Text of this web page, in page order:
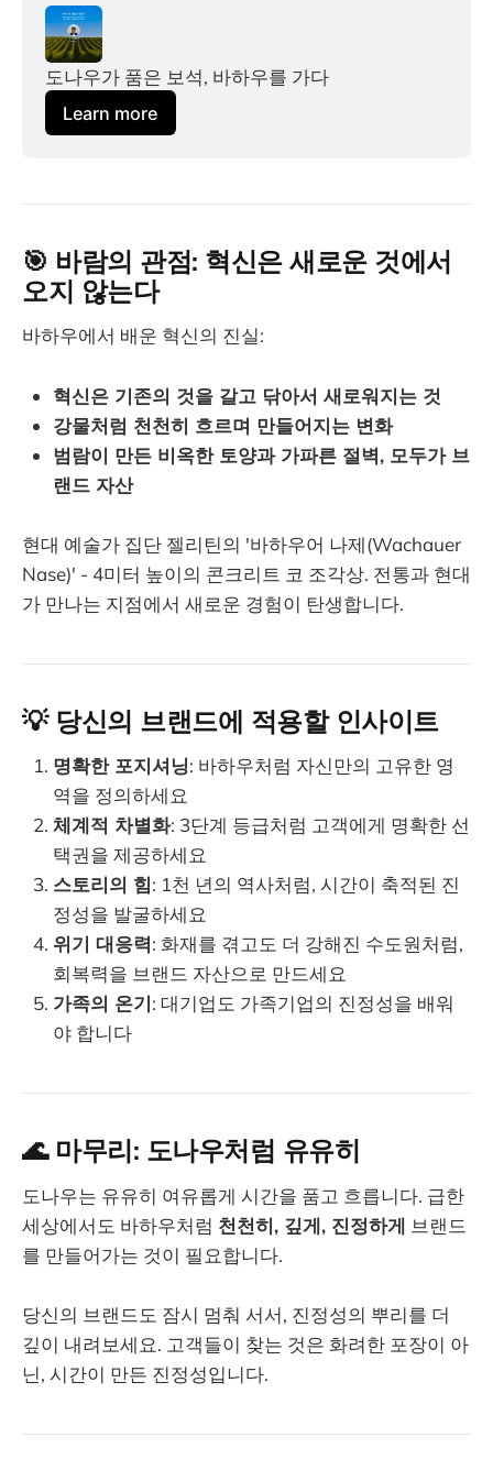
도나우가 품은 보석, 바하우를 가다
Learn more
🎯 바람의 관점: 혁신은 새로운 것에서
오지 않는다
바하우에서 배운 혁신의 진실:
혁신은 기존의 것을 갈고 닦아서 새로워지는 것
강물처럼 천천히 흐르며 만들어지는 변화
범람이 만든 비옥한 토양과 가파른 절벽, 모두가 브
랜드 자산
현대 예술가 집단 젤리틴의 '바하우어 나제(Wachauer
Nase)' - 4미터 높이의 콘크리트 코 조각상. 전통과 현대
가 만나는 지점에서 새로운 경험이 탄생합니다.
💡 당신의 브랜드에 적용할 인사이트
명확한 포지셔닝: 바하우처럼 자신만의 고유한 영
역을 정의하세요
체계적 차별화: 3단계 등급처럼 고객에게 명확한 선
택권을 제공하세요
스토리의 힘: 1천 년의 역사처럼, 시간이 축적된 진
정성을 발굴하세요
위기 대응력: 화재를 겪고도 더 강해진 수도원처럼,
회복력을 브랜드 자산으로 만드세요
가족의 온기: 대기업도 가족기업의 진정성을 배워
야 합니다
🌊 마무리: 도나우처럼 유유히
도나우는 유유히 여유롭게 시간을 품고 흐릅니다. 급한
세상에서도 바하우처럼 천천히, 깊게, 진정하게 브랜드
를 만들어가는 것이 필요합니다.
당신의 브랜드도 잠시 멈춰 서서, 진정성의 뿌리를 더
깊이 내려보세요. 고객들이 찾는 것은 화려한 포장이 아
닌, 시간이 만든 진정성입니다.